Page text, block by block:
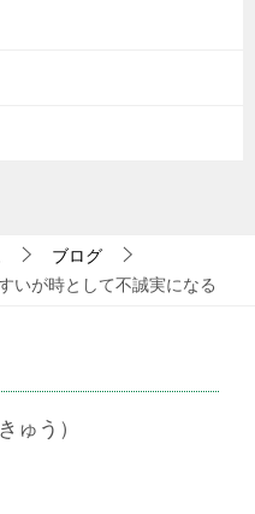
ブログ
いが時として不誠実になる
ゅう）